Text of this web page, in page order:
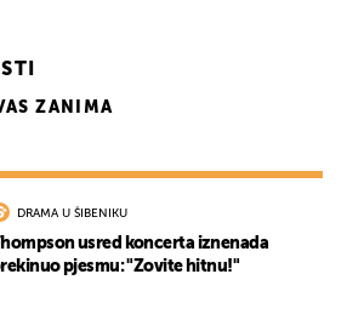
ZANIMA
DRAMA U ŠIBENIKU
usred koncerta iznenada
pjesmu: "Zovite hitnu!"